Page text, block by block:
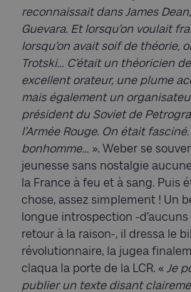
reconnaissait dans James
Guevara. Et lorsqu’on voulait
lorsqu’on avait soif de théorie,
Trotski… C’était un théoricien
excellent orateur, une plume
mais également un
président du Soviet de
l’Armée Rouge. On était
bonhomme… ». Weber se
jeunesse sans nostalgie
la France à feu et à sang. Puis
chose, assez simplement ! Un
longue introspection -
retour à la raison-, il dressa le
révolutionnaire, la jugea
claqua la porte de la LCR. « Je
publier un texte disant